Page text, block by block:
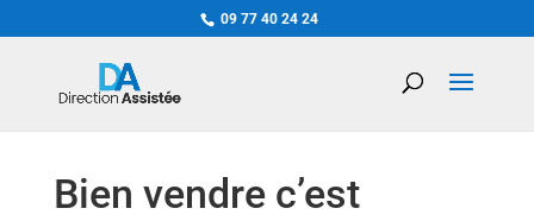
09 77 40 24 24
Bien vendre c’est